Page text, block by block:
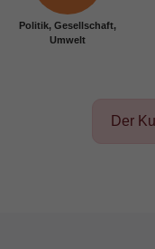
Politik, Gesellschaft,
Umwelt
Der